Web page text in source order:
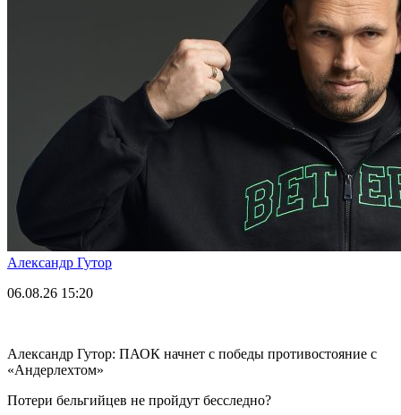
Александр Гутор
06.08.26 15:20
Александр Гутор: ПАОК начнет с победы противостояние с
«Андерлехтом»
Потери бельгийцев не пройдут бесследно?